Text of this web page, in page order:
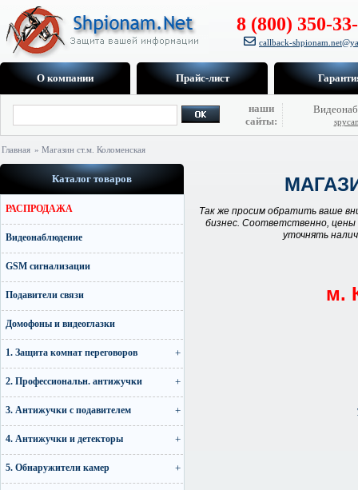
8 (800) 350-
callback-
О компании Прайс-лист
наши
сайты:
Главная » Магазин ст.м. Коломенская
Каталог товаров
РАСПРОДАЖА
Видеонаблюдение
GSM сигнализации
Подавители связи
Домофоны и видеоглазки
1. Защита комнат переговоров
2. Профессиональн. антижучки
3. Антижучки с подавителем
4. Антижучки и детекторы
5. Обнаружители камер
Так же просим обратить ваше
бизнес. Соответственно, цены
уточнять
м.